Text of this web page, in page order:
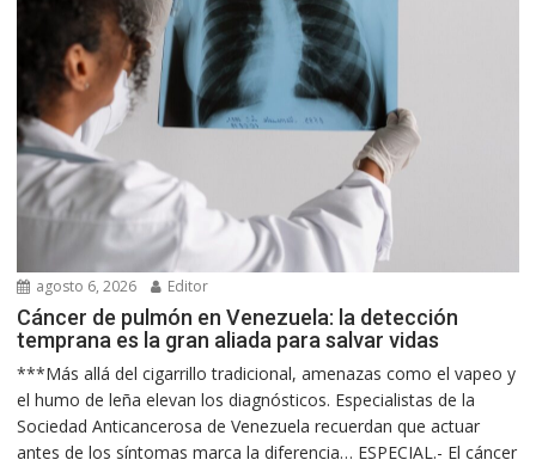
agosto 6, 2026 Editor
Cáncer de pulmón en Venezuela: la detección
temprana es la gran aliada para salvar vidas
***Más allá del cigarrillo tradicional, amenazas como el vapeo y
el humo de leña elevan los diagnósticos. Especialistas de la
Sociedad Anticancerosa de Venezuela recuerdan que actuar
antes de los síntomas marca la diferencia… ESPECIAL.- El cáncer